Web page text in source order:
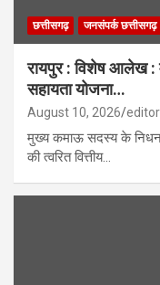
छत्तीसगढ़ जनसंपर्क छत्तीसगढ़
रायपुर : विशेष आलेख :
सहायता योजना…
August 10, 2026 editor
मुख्य कमाऊ सदस्य के निधन
की त्वरित वित्तीय…